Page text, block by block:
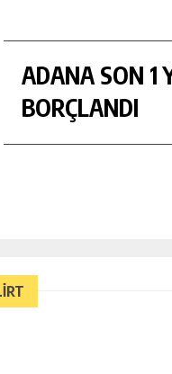
ADANA SON 1
BORÇLANDI